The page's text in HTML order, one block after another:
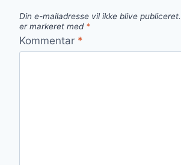
Din e-mailadresse vil ikke blive publiceret.
er markeret med *
Kommentar *